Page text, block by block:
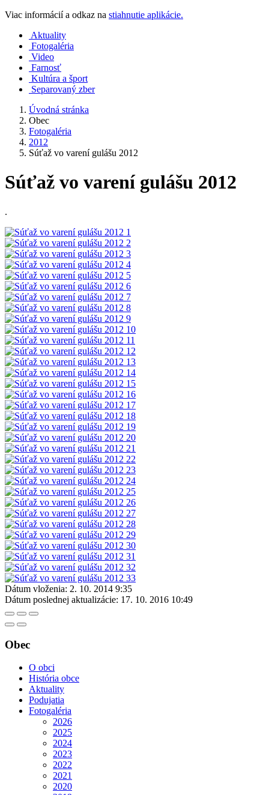
Viac informácií a odkaz na stiahnutie aplikácie.
Aktuality
Fotogaléria
Video
Farnosť
Kultúra a šport
Separovaný zber
Úvodná stránka
Obec
Fotogaléria
2012
Súťaž vo varení gulášu 2012
Súťaž vo varení gulášu 2012
.
Dátum vloženia: 2. 10. 2014 9:35
Dátum poslednej aktualizácie: 17. 10. 2016 10:49
Obec
O obci
História obce
Aktuality
Podujatia
Fotogaléria
2026
2025
2024
2023
2022
2021
2020